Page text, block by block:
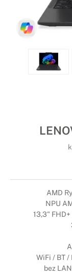
AMD
NPU
13,3"
WiFi / BT /
bez